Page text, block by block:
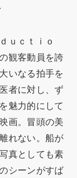
ｕｃｔｉｏ
観客動員を誇
いなる拍手を
者に対し、ず
魅力的にして
画。冒頭の美
れない。船が
真としても素
シーンがすば